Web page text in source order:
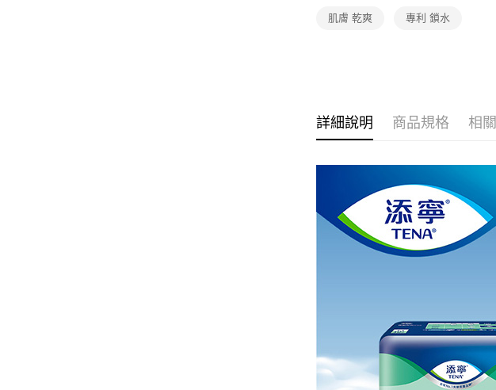
肌膚 乾爽 專利 鎖水
詳細說明 商品規格 相